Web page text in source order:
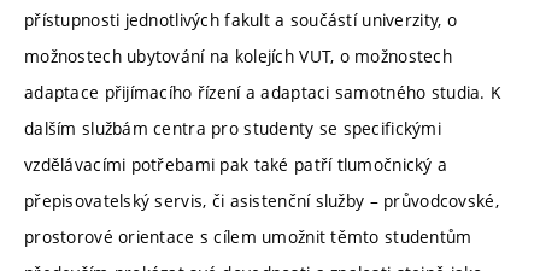
přístupnosti jednotlivých fakult a součástí univerzity, o
možnostech ubytování na kolejích VUT, o možnostech
adaptace přijímacího řízení a adaptaci samotného studia. K
dalším službám centra pro studenty se specifickými
vzdělávacími potřebami pak také patří tlumočnický a
přepisovatelský servis, či asistenční služby – průvodcovské,
prostorové orientace s cílem umožnit těmto studentům